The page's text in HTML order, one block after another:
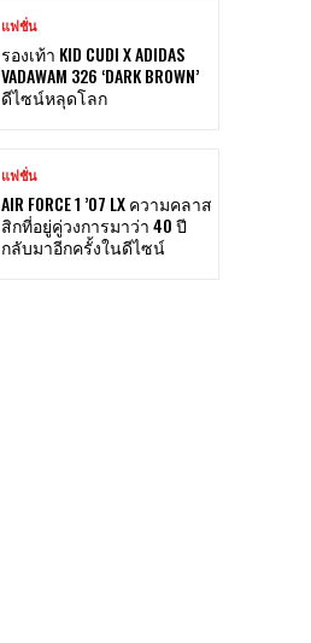
แฟชั่น
รองเท้า KID CUDI X ADIDAS
VADAWAM 326 ‘DARK BROWN’
ดีไซน์หลุดโลก
แฟชั่น
AIR FORCE 1 ’07 LX ความคลาส
สิกที่อยู่คู่วงการมาว่า 40 ปี
กลับมาอีกครั้งในดีไซน์